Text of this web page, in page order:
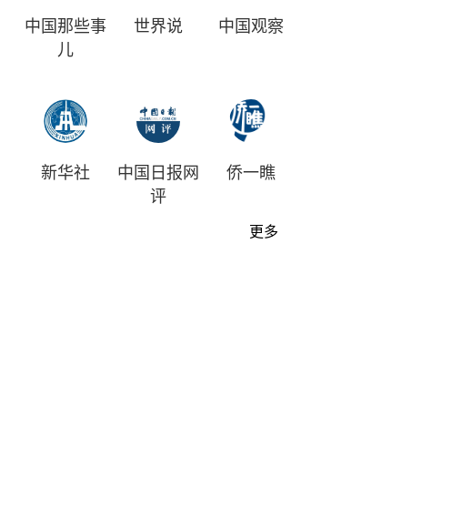
中国那些事
儿
世界说 中国观察
新华社
中国日报网
评
侨一瞧
更多